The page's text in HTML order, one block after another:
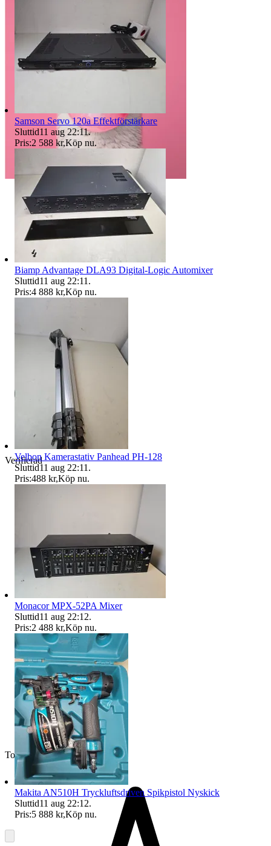
Verifierad
Toppsäljare
Samson Servo 120a Effektförstärkare
Sluttid11 aug 22:11.
Pris:2 588 kr,Köp nu.
Biamp Advantage DLA93 Digital-Logic Automixer
Sluttid11 aug 22:11 .
Pris:4 888 kr,Köp nu.
Velbon Kamerastativ Panhead PH-128
Sluttid11 aug 22:11 .
Pris:488 kr,Köp nu.
Monacor MPX-52PA Mixer
Sluttid11 aug 22:12.
Pris:2 488 kr,Köp nu.
Makita AN510H Tryckluftsdriven Spikpistol Nyskick
Sluttid11 aug 22:12.
Pris:5 888 kr,Köp nu.